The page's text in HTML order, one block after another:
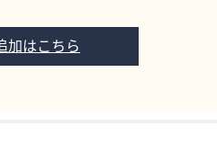
加はこちら